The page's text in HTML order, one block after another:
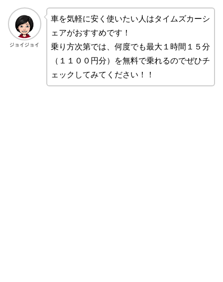
ジョイジョイ
車を気軽に安く使いたい人はタイムズカーシ
ェアがおすすめです！
乗り方次第では、何度でも最大１時間１５分
（１１００円分）を無料で乗れるのでぜひチ
ェックしてみてください！！